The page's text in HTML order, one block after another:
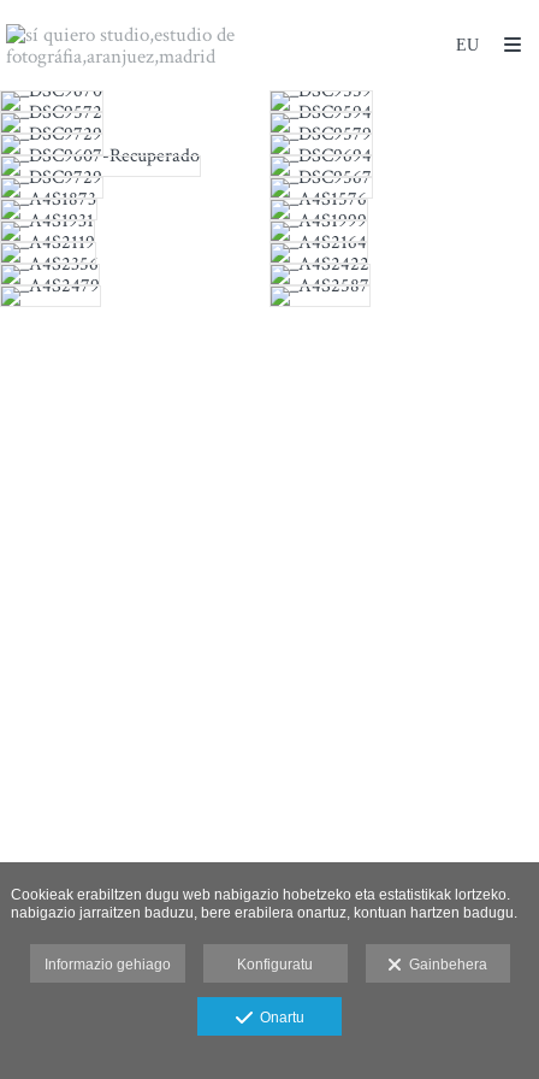
Cookieak erabiltzen dugu web nabigazio hobetzeko eta estatistikak lortzeko.
nabigazio jarraitzen baduzu, bere erabilera onartuz, kontuan hartzen badugu.
Informazio gehiago Konfiguratu Gainbehera
Onartu